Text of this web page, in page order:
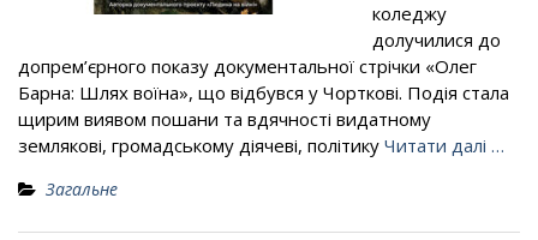
коледжу
долучилися до
допрем’єрного показу документальної стрічки «Олег
Барна: Шлях воїна», що відбувся у Чорткові. Подія стала
щирим виявом пошани та вдячності видатному
землякові, громадському діячеві, політику Читати далі …
Загальне